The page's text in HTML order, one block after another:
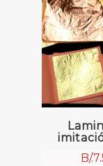
B/.